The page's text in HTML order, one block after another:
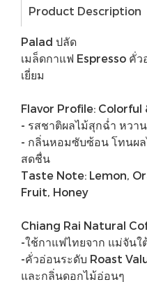
Product Description
Palad ปลัด
เมล็ดกาแฟ Espresso คั่
เยี่ยม
Flavor Profile: Colorful
- รสชาติผลไม้สุกฉ่ำ หวา
- กลิ่นหอมซับซ้อน โทนผ
สดชื่น
Taste Note: Lemon,
Fruit, Honey
Chiang Rai Natural
-ใช้กาแฟไทยจาก แม่จันใ
-คั่วอ่อนระดับ Roast
และกลิ่นดอกไม้อ่อนๆ